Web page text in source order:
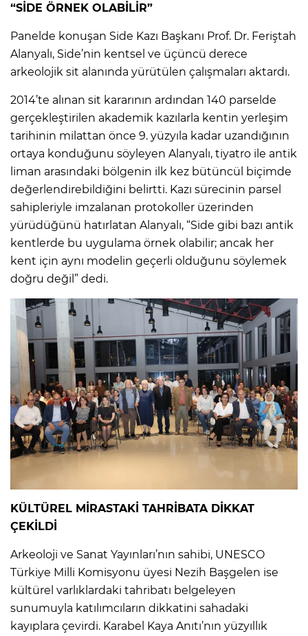
“SİDE ÖRNEK OLABİLİR”
Panelde konuşan Side Kazı Başkanı Prof. Dr. Feriştah
Alanyalı, Side’nin kentsel ve üçüncü derece
arkeolojik sit alanında yürütülen çalışmaları aktardı.
2014’te alınan sit kararının ardından 140 parselde
gerçekleştirilen akademik kazılarla kentin yerleşim
tarihinin milattan önce 9. yüzyıla kadar uzandığının
ortaya konduğunu söyleyen Alanyalı, tiyatro ile antik
liman arasındaki bölgenin ilk kez bütüncül biçimde
değerlendirebildiğini belirtti. Kazı sürecinin parsel
sahipleriyle imzalanan protokoller üzerinden
yürüdüğünü hatırlatan Alanyalı, “Side gibi bazı antik
kentlerde bu uygulama örnek olabilir; ancak her
kent için aynı modelin geçerli olduğunu söylemek
doğru değil” dedi.
KÜLTÜREL MİRASTAKİ TAHRİBATA DİKKAT
ÇEKİLDİ
Arkeoloji ve Sanat Yayınları’nın sahibi, UNESCO
Türkiye Milli Komisyonu üyesi Nezih Başgelen ise
kültürel varlıklardaki tahribatı belgeleyen
sunumuyla katılımcıların dikkatini sahadaki
kayıplara çevirdi. Karabel Kaya Anıtı’nın yüzyıllık